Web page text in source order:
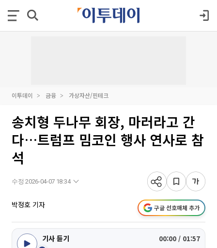
이투데이 금융 가상자산/핀테크
송치형 두나무 회장, 마러라고 간
다…트럼프 밈코인 행사 연사로 참
석
수정 2026-04-07 18:34
박정호 기자 구글 선호매체 추가
기사 듣기 00:00 / 01:57